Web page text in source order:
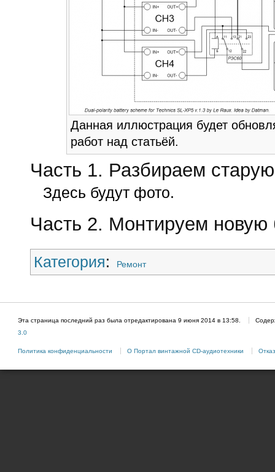
Данная иллюстрация будет
работ над статьёй.
Часть 1. Разбираем
Здесь будут фото.
Часть 2. Монтируем новую
Категория: Ремонт
Эта страница последний раз была отредактирована 9 июня 2014 в 13:58.
3.0
Политика конфиденциальности О Портал винтажной CD-аудиотехники